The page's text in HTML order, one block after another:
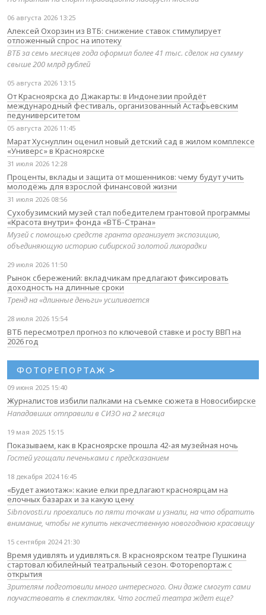
06 августа 2026 13:25
Алексей Охорзин из ВТБ: снижение ставок стимулирует
отложенный спрос на ипотеку
ВТБ за семь месяцев года оформил более 41 тыс. сделок на сумму
свыше 200 млрд рублей
05 августа 2026 13:15
От Красноярска до Джакарты: в Индонезии пройдёт
международный фестиваль, организованный Астафьевским
педуниверситетом
05 августа 2026 11:45
Марат Хуснуллин оценил новый детский сад в жилом комплексе
«Универс» в Красноярске
31 июля 2026 12:28
Проценты, вклады и защита от мошенников: чему будут учить
молодёжь для взрослой финансовой жизни
31 июля 2026 08:56
Сухобузимский музей стал победителем грантовой программы
«Красота внутри» фонда «ВТБ-Страна»
Музей с помощью средств гранта организует экспозицию,
объединяющую историю сибирской золотой лихорадки
29 июля 2026 11:50
Рынок сбережений: вкладчикам предлагают фиксировать
доходность на длинные сроки
Тренд на «длинные деньги» усиливается
28 июля 2026 15:54
ВТБ пересмотрел прогноз по ключевой ставке и росту ВВП на
2026 год
ФОТОРЕПОРТАЖ >
09 июня 2025 15:40
Журналистов избили палками на съемке сюжета в Новосибирске
Нападавших отправили в СИЗО на 2 месяца
19 мая 2025 15:15
Показываем, как в Красноярске прошла 42-ая музейная ночь
Гостей угощали печеньками с предсказанием
18 декабря 2024 16:45
«Будет ажиотаж»: какие елки предлагают красноярцам на
елочных базарах и за какую цену
Sibnovosti.ru проехались по пяти точкам и узнали, на что обратить
внимание, чтобы не купить некачественную новогоднюю красавицу
15 сентября 2024 21:30
Время удивлять и удивляться. В красноярском театре Пушкина
стартовал юбилейный театральный сезон. Фоторепортаж с
открытия
Зрителям подготовили много интересного. Они даже смогут сами
поучаствовать в спектаклях. Что гостей театра ждет еще?